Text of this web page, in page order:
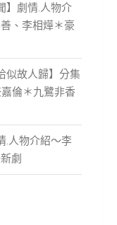
】劇情.人物介
、李相燁＊豪
似故人歸】分集
倫＊九鷺非香
.人物介紹～李
劇